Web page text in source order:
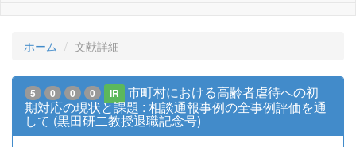
ホーム 文献詳細
5 0 0 0 IR
市町村における高齢者虐待への初
期対応の現状と課題 : 相談通報事例の全事例評価を通
して (黒田研二教授退職記念号)